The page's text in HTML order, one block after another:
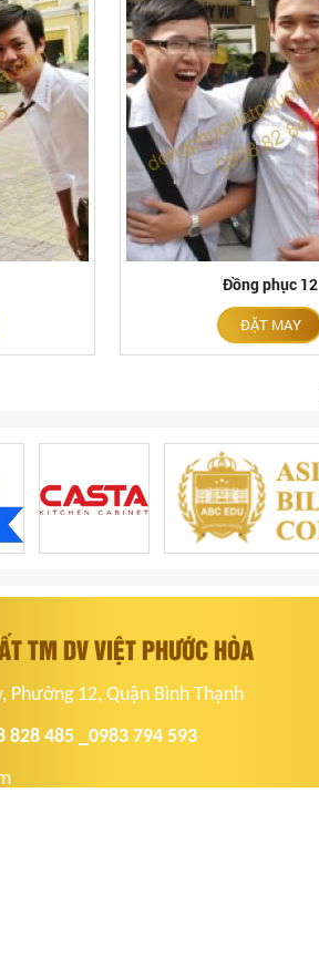
Đồng phục 12
ĐẶT MAY
TM DV VIỆT PHƯỚC HÒA
12, Quận Bình Thạnh
828 485 _0983 794 593